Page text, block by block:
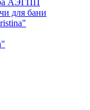
АЭГПП
для бани